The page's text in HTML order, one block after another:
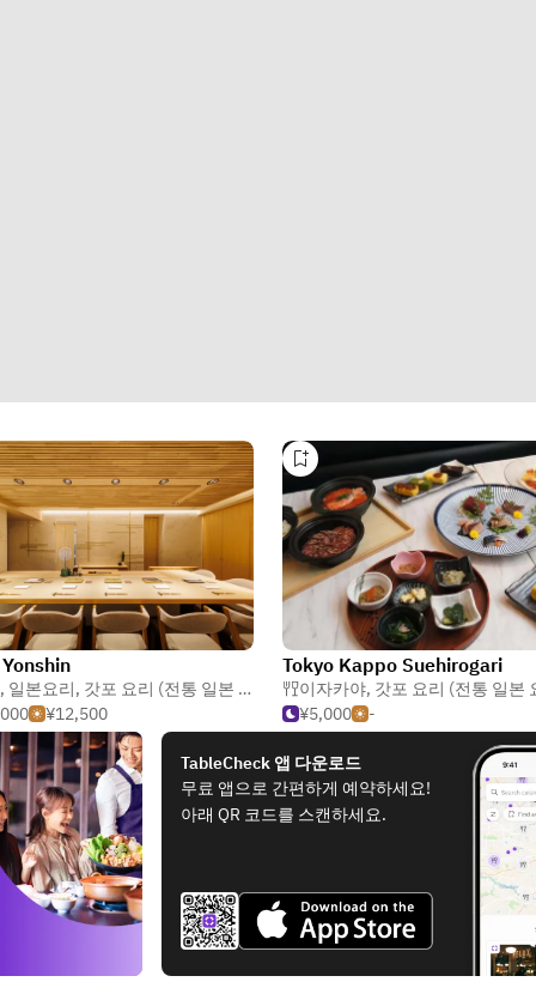
, 일본요리, 갓포 요리 (전통 일본 요리)
¥12,500
Tokyo Kappo Suehirogari
이자카야, 갓포 요리 (전통 일본
¥5,000
-
TableCheck 앱 다운로드
무료 앱으로 간편하게 예약하세요!
아래 QR 코드를 스캔하세요.